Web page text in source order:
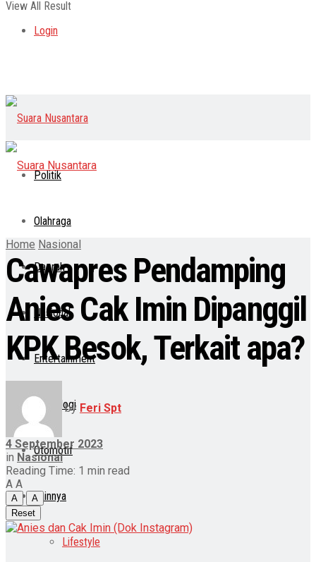
View All Result
Login
Politik
Olahraga
Daerah
Nasional
Entertainment
Teknologi
Otomotif
Lainnya
Lifestyle
Home Nasional
Cawapres Pendamping
Anies Cak Imin Dipanggil
KPK Besok, Terkait apa?
by Feri Spt
4 September 2023
in Nasional
Reading Time: 1 min read
A A
A
A
Reset